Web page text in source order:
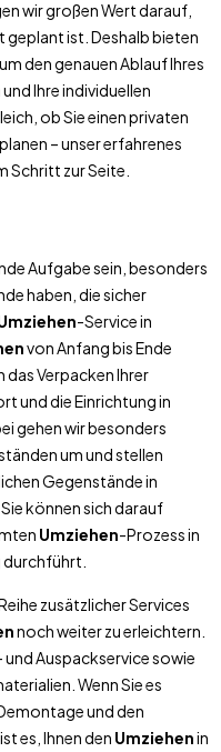
wir großen Wert darauf,
geplant ist. Deshalb bieten
den genauen Ablauf Ihres
Ihre individuellen
ob Sie einen privaten
– unser erfahrenes
Schritt zur Seite.
Aufgabe sein, besonders
haben, die sicher
-Service in
von Anfang bis Ende
Verpacken Ihrer
und die Einrichtung in
gehen wir besonders
um und stellen
Gegenstände in
können sich darauf
Umziehen-Prozess in
zusätzlicher Services
noch weiter zu erleichtern.
Auspackservice sowie
Wenn Sie es
und den
es, Ihnen den Umziehenin